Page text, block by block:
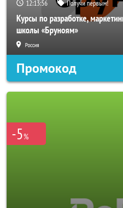
12:13:53 Получи первым!
Курсы по разработке,
школы «Бруноям»
Россия
Промокод
-5%